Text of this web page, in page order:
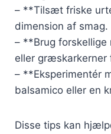
– **Tilsæt friske
dimension af smag.
– **Brug
eller græskarkerner
– **Eksperimentér
balsamico eller en
Disse tips kan